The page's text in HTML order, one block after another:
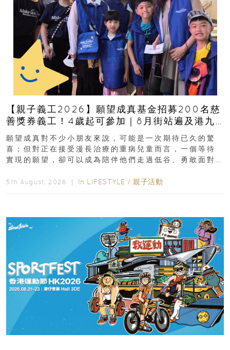
【親子義工2026】願望成真基金招募200名慈
善獎券義工！4歲起可參加｜8月街站遍及港九
新界
願望成真對不少小朋友來說，可能是一次期待已久的驚
喜；但對正在接受漫長治療的重病兒童而言，一個等待
實現的願望，卻可以成為陪伴他們走過低谷、勇敢面對
5th August, 2026 ｜ In LIFESTYLE / 親子活動